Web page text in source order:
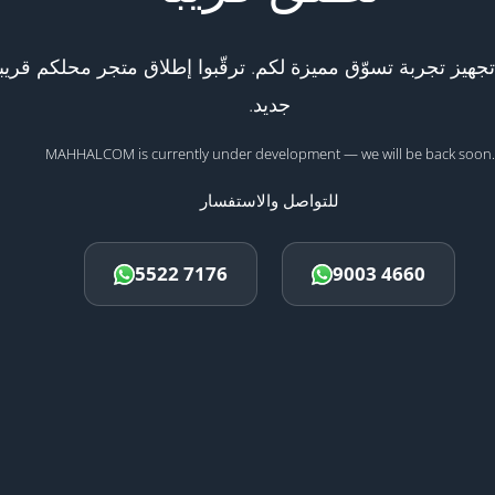
تجربة تسوّق مميزة لكم. ترقّبوا إطلاق متجر محلكم
جديد.
MAHHALCOM is currently under development — we will be back soon.
للتواصل والاستفسار
5522 7176 9003 4660